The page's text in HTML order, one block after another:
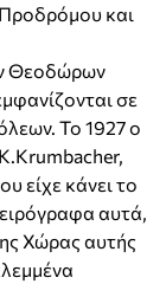
και
Θεοδώρων
σε
Το 1927 ο
είχε κάνει το
αυτά,
Χώρας αυτής